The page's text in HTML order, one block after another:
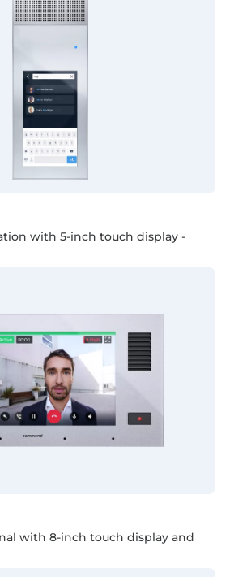
with 5-inch touch display -
with 8-inch touch display and